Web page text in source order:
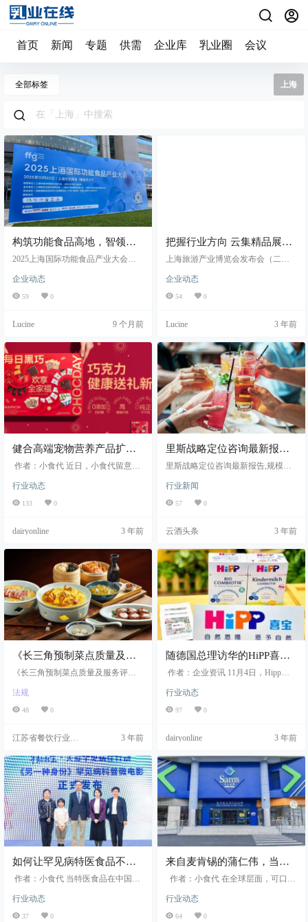
首页 新闻 专题 供需 企业库 乳业圈 会议
全部标签 上海
构筑功能食品高地，智领健
康产业未来——2025上海国
办
2025上海国际功能食品产业大会于1
会由上海市经济与信息化委员会、
上海市长宁区人民政府指导，上海
物科技有限公司联合主办，上海博
康食品科学大会暨博览会（FHE）秘
书处、中国工商银行上海市分行倾
力支持。市经济信息化委二级巡视
员韩大东、长宁区副区长赵永尊，
陈君石、谢明勇、金征宇、贾…
企业动态
59 0
Lucine 9 个月前
把握行业方向 云集精品展
商： 2023HOTELEX上海展
上海旅游产业博览会发布会（二
博览会（HOTELEX Shanghai），将
于2023年5月29日-6月1日在国家会展
系，带动产业投资和创新，构建旅
海市文化和旅游局指导，中国旅游
饭店业协会和上海博华国际展览有
限公司主办，中华全国工商业联合
会烘焙业公会、上海市餐饮烹饪行
业协会…
企业动态
54 0
Lucine 3 年前
健合高端宠物营养产品扩
容，Zesty Paws快乐一爪来中
作者：小食代 近日，小食代留意
牌“Zesty Paws快乐一爪”已登陆京东
国际，这也意味着该品牌通过跨境
行业动态
133 0
dairyonline 3 年前
里斯战略定位咨询最新报
告：规模超4000亿的年轻酒
里斯战略定位咨询最新报告,规模超4
来了品牌精细化发展时代
行业新闻
57 0
云酒头条 3 年前
《长三角预制菜点质量及服
务评价规范》团体标准正式
《长三角预制菜点质量及服务评价
全预制菜点标准体系势在必行
法规
48 0
江苏省餐饮行业协
3 年前
随德国总理访华的HiPP喜宝
展示对中国市场信心！已与
略合作
作者：企业资讯 11月4日，Hipp家
德国总理朔尔茨和企业家代表团访
华。作为本次企业代表团中唯一一...
行业动态
97 0
dairyonline 3 年前
如何让罕见病特医食品不罕
见？雀巢健康科学携手专家
作者：小食代 当特医食品在中国开
见病人的特医食品却因为非常稀缺
而仍然不为大众所了解，国内许多
行业动态
37 0
来自麦肯锡的蒲仁伟，当上
可口可乐公司全球副总裁
作者：小食代 在全球层面，可口可
裁），其中一位是原麦肯锡驻上海
分公司全球董事合伙人蒲仁伟（Fe
行业动态
64 0